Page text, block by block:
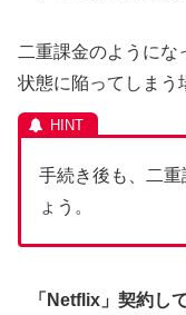
二重課金のようにな
状態に陥ってしまう
手続き後も、二
ょう。
「Netflix」契約し